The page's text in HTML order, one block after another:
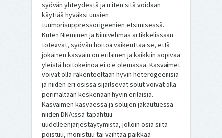
syövän yhteydestä ja miten sitä voidaan
käyttää hyväksi uusien
tuumorisuppressorigeenien etsimisessä.
Kuten Nieminen ja Niinivehmas artikkelissaan
toteavat, syövän hoitoa vaikeuttaa se, että
jokainen kasvain on erilainen ja kaikkiin sopivaa
yleistä hoitokeinoa ei ole olemassa. Kasvaimet
voivat olla rakenteeltaan hyvin heterogeenisiä
ja niiden eri osissa sijaitsevat solut voivat olla
perimältään keskenään hyvin erilaisia.
Kasvaimen kasvaessa ja solujen jakautuessa
niiden DNA:ssa tapahtuu
uudelleenjärjestäytymistä, jolloin osia siitä
poistuu, monistuu tai vaihtaa paikkaa